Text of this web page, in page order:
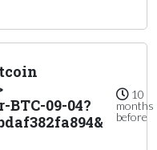
09-04?
10
months
before